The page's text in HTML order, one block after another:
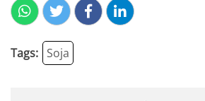
Tags: Soja